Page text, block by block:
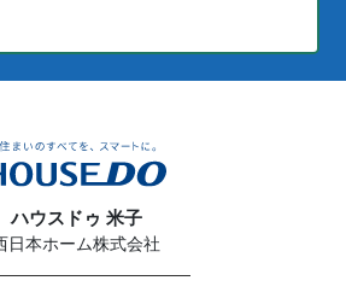
ハウスドゥ 米子
日本ホーム株式会社